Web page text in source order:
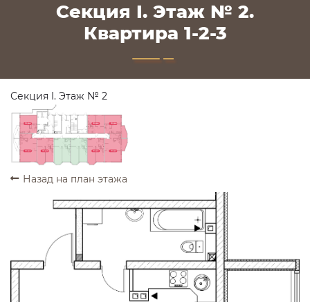
Секция I. Этаж № 2.
Квартира 1-2-3
Секция I. Этаж № 2
ПРОДАНО ПРОДАНО
ПРОДАНО
ПРОДАНО
ПРОДАНО
ПРОДАНО
ПРОДАНО
Назад на план этажа